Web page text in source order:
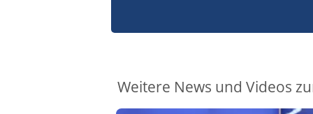
Weitere News und Videos